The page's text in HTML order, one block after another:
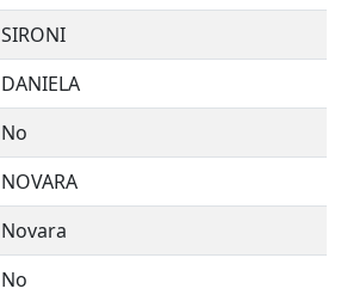
SIRONI
DANIELA
No
NOVARA
Novara
No